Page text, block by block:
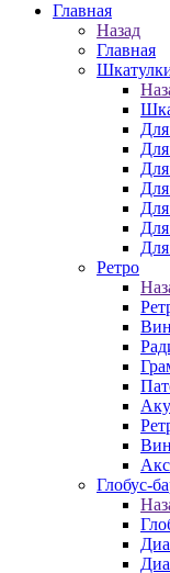
Главная
Назад
Главная
Ретро
Глобус-